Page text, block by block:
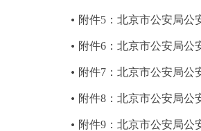
附件5：北京市公安局公
附件6：北京市公安局公
附件7：北京市公安局公
附件8：北京市公安局公
附件9：北京市公安局公